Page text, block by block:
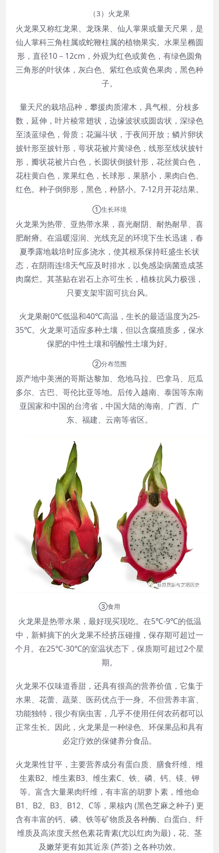
（3）火龙果
火龙果又称红龙果、龙珠果、仙人掌果或量天尺果，是
仙人掌科三角柱属或蛇鞭柱属的植物果实。水果呈椭圆
形，直径10－12cm，外观为红色或黄色，有绿色圆角
三角形的叶状体，灰白色、紫红色或黄色果肉，黑色种
子。
量天尺的栽培品种，攀援肉质灌木，具气根。分枝多
数，延伸，叶片棱常翅状，边缘波状或圆齿状，深绿色
至淡蓝绿色，骨质；花漏斗状，于夜间开放；鳞片卵状
披针形至披针形，萼状花被片黄绿色，线形至线状披针
形，瓣状花被片白色，长圆状倒披针形，花丝黄白色，
花柱黄白色，浆果红色，长球形，果脐小，果肉白色、
红色。种子倒卵形，黑色，种脐小。7-12月开花结果。
①生长环境
火龙果为热带、亚热带水果，喜光耐阴、耐热耐旱、喜
肥耐瘠。在温暖湿润、光线充足的环境下生长迅速，春
夏季露地栽培时应多浇水，使其根系保持旺盛生长状
态，在阴雨连绵天气应及时排水，以免感染病菌造成茎
肉腐烂。其茎贴在岩石上亦可生长，植株抗风力极强，
只要支架牢固可抗台风。
火龙果耐0℃低温和40℃高温，生长的最适温度为25-
35℃。火龙果可适应多种土壤，但以含腐殖质多，保水
保肥的中性土壤和弱酸性土壤为好。
②分布范围
原产地中美洲的哥斯达黎加、危地马拉、巴拿马、厄瓜
多尔、古巴、哥伦比亚等地。后传入越南、泰国等东南
亚国家和中国的台湾省，中国大陆的海南、广西、广
东、福建、云南等省区。
③食用
火龙果是热带水果，最好现买现吃。在5℃-9℃的低温
中，新鲜摘下的火龙果不经挤压碰撞，保存期可超过一
个月。在25℃-30℃的室温状态下，保质期可超过2个星
期。
火龙果不仅味道香甜，还具有很高的营养价值，它集于
水果、花蕾、蔬菜、医药优点于一身。不但营养丰富、
功能独特，很少有病虫害，几乎不使用任何农药都可以
正常生长。因此，火龙果是一种绿色、环保果品和具有
必定疗效的保健养分食品。
火龙果性甘平，主要营养成分有蛋白质、膳食纤维、维
生素B2、维生素B3、维生素C、铁、磷、钙、镁、钾
等。富含大量果肉纤维，有丰富的胡萝卜素，维他命
B1、B2、B3、B12、C等，果核内 (黑色芝麻之种子) 更
含有丰富的钙、磷、铁等矿物质及各种酶、白蛋白、纤
维质及高浓度天然色素花青素(尤以红肉为最)，花、茎
及嫩芽更有如其近亲 (芦荟) 之各种功效。